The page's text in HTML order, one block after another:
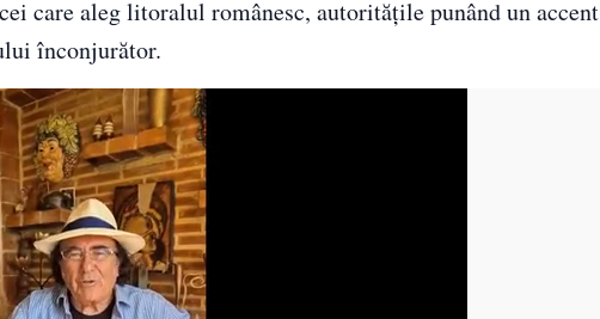
care aleg litoralul românesc, autoritățile punând un accent
înconjurător.